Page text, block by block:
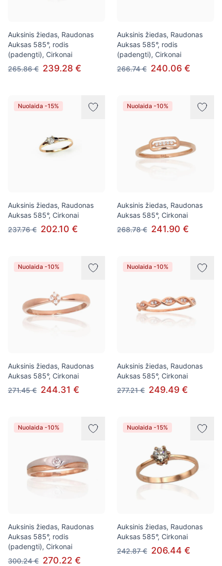
Auksinis žiedas, Raudonas
Auksas 585°, rodis
(padengti), Cirkonai
265.86 € 239.28 €
Auksinis žiedas, Raudonas
Auksas 585°, rodis
(padengti), Cirkonai
266.74 € 240.06 €
Nuolaida -15%
Auksinis žiedas, Raudonas
Auksas 585°, Cirkonai
237.76 € 202.10 €
Nuolaida -10%
Auksinis žiedas, Raudonas
Auksas 585°, Cirkonai
268.78 € 241.90 €
Nuolaida -10%
Auksinis žiedas, Raudonas
Auksas 585°, Cirkonai
271.45 € 244.31 €
Nuolaida -10%
Auksinis žiedas, Raudonas
Auksas 585°, Cirkonai
277.21 € 249.49 €
Nuolaida -10%
Auksinis žiedas, Raudonas
Auksas 585°, rodis
(padengti), Cirkonai
300.24 € 270.22 €
Nuolaida -15%
Auksinis žiedas, Raudonas
Auksas 585°, Cirkonai
242.87 € 206.44 €